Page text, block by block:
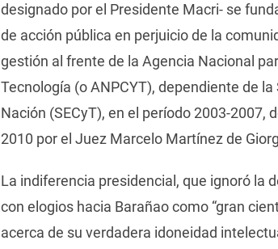
designado por el Presidente Macri- se
de acción pública en perjuicio de la
gestión al frente de la Agencia Nacional
Tecnología (o ANPCYT), dependiente de
Nación (SECyT), en el período 2003-
2010 por el Juez Marcelo Martínez de
La indiferencia presidencial, que ignoró la
con elogios hacia Barañao como “gran
acerca de su verdadera idoneidad